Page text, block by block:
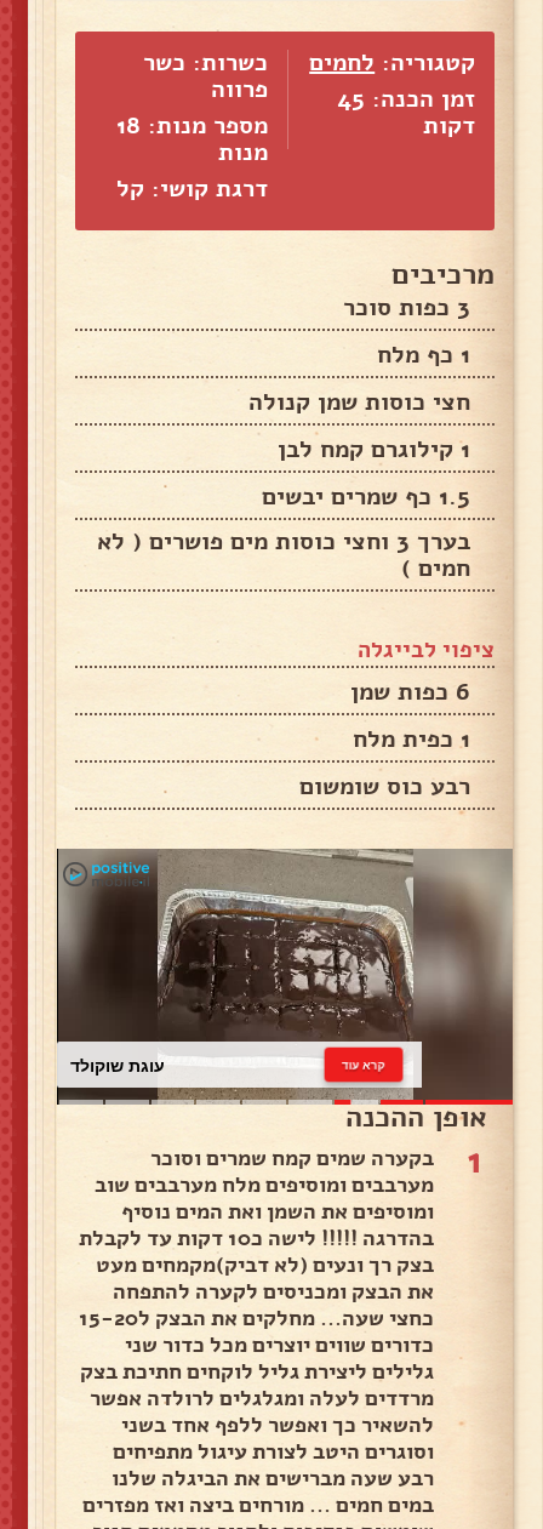
קטגוריה: לחמים
זמן הכנה: 45
דקות
כשרות: כשר
פרווה
מספר מנות: 18
מנות
דרגת קושי: קל
מרכיבים
3 כפות סוכר
1 כף מלח
חצי כוסות שמן קנולה
1 קילוגרם קמח לבן
1.5 כף שמרים יבשים
בערך 3 וחצי כוסות מים פושרים ( לא
חמים )
ציפוי לבייגלה
6 כפות שמן
1 כפית מלח
רבע כוס שומשום
עוגת שוקולד קרא עוד
אופן ההכנה
1
בקערה שמים קמח שמרים וסוכר
מערבבים ומוסיפים מלח מערבבים שוב
ומוסיפים את השמן ואת המים נוסיף
בהדרגה !!!!! לישה כ10 דקות עד לקבלת
בצק רך ונעים (לא דביק)מקמחים מעט
את הבצק ומכניסים לקערה להתפחה
כחצי שעה... מחלקים את הבצק ל15-20
כדורים שווים יוצרים מכל כדור שני
גלילים ליצירת גליל לוקחים חתיכת בצק
מרדדים לעלה ומגלגלים לרולדה אפשר
להשאיר כך ואפשר ללפף אחד בשני
וסוגרים היטב לצורת עיגול מתפיחים
רבע שעה מברישים את הביגלה שלנו
במים חמים ... מורחים ביצה ואז מפזרים